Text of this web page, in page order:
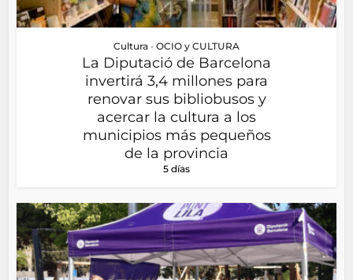
Cultura • OCIO y CULTURA
La Diputació de Barcelona
invertirá 3,4 millones para
renovar sus bibliobusos y
acercar la cultura a los
municipios más pequeños
de la provincia
5 días